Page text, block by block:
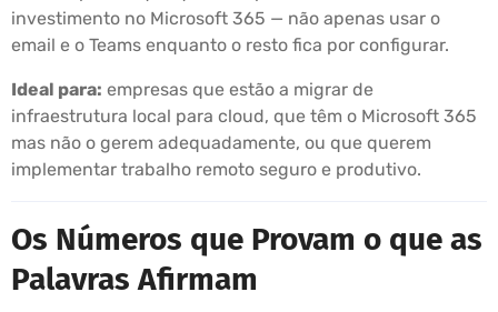
investimento no Microsoft 365 — não apenas usar o
email e o Teams enquanto o resto fica por configurar.
Ideal para: empresas que estão a migrar de
infraestrutura local para cloud, que têm o Microsoft 365
mas não o gerem adequadamente, ou que querem
implementar trabalho remoto seguro e produtivo.
Os Números que Provam o que as
Palavras Afirmam